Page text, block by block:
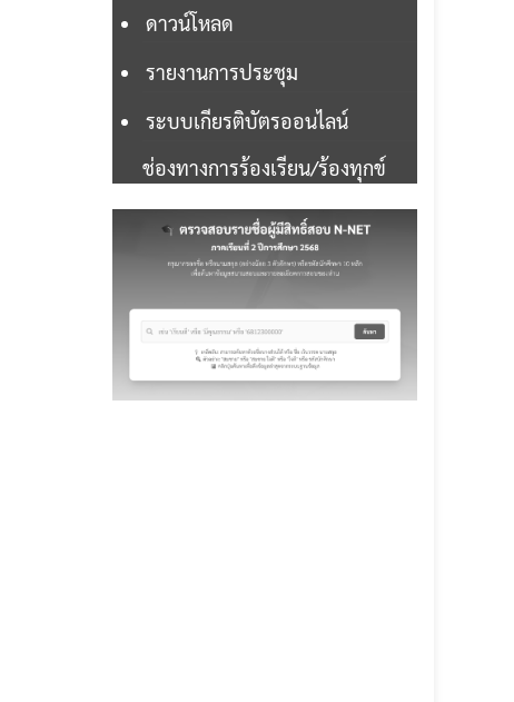
ดาวน์โหลด
รายงานการประชุม
ระบบเกียรติบัตรออนไลน์
ช่องทางการร้องเรียน/ร้องทุกข์